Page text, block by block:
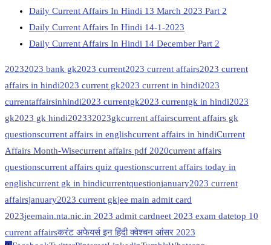
Daily Current Affairs In Hindi 13 March 2023 Part 2
Daily Current Affairs In Hindi 14-1-2023
Daily Current Affairs In Hindi 14 December Part 2
20232023 bank gk2023 current2023 current affairs2023 current
affairs in hindi2023 current gk2023 current in hindi2023
currentaffairsinhindi2023 currentgk2023 currentgk in hindi2023
gk2023 gk hindi202332023gkcurrent affairscurrent affairs gk
questionscurrent affairs in englishcurrent affairs in hindiCurrent
Affairs Month-Wisecurrent affairs pdf 2020current affairs
questionscurrent affairs quiz questionscurrent affairs today in
englishcurrent gk in hindicurrentquestionjanuary2023 current
affairsjanuary2023 current gkjee main admit card
2023jeemain.nta.nic.in 2023 admit cardneet 2023 exam datetop 10
current affairsकरंट अफेयर्स इन हिंदी क्वेश्चन आंसर 2023